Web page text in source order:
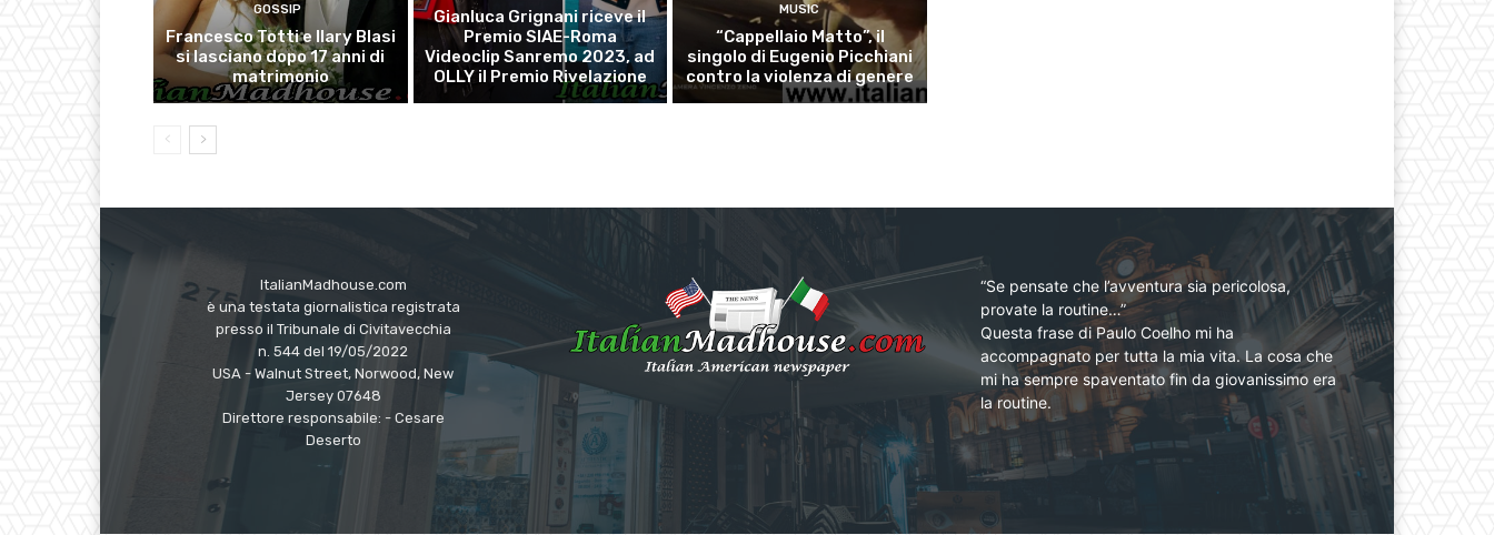
GOSSIP
Francesco Totti e Ilary Blasi
si lasciano dopo 17 anni di
matrimonio
Gianluca Grignani riceve il
Premio SIAE-Roma
Videoclip Sanremo 2023, ad
OLLY il Premio Rivelazione
MUSIC
“Cappellaio Matto”, il
singolo di Eugenio Picchiani
contro la violenza di genere
ItalianMadhouse.com
è una testata giornalistica registrata
presso il Tribunale di Civitavecchia
n. 544 del 19/05/2022
USA - Walnut Street, Norwood, New
Jersey 07648
Direttore responsabile: - Cesare
Deserto
“Se pensate che l’avventura sia pericolosa,
provate la routine…”
Questa frase di Paulo Coelho mi ha
accompagnato per tutta la mia vita. La cosa che
mi ha sempre spaventato fin da giovanissimo era
la routine.